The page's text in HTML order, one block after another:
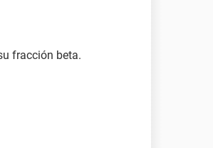
fracción beta.